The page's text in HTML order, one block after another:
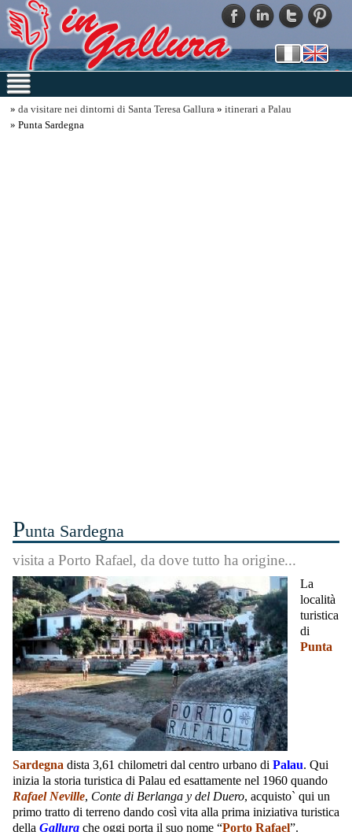
» da visitare nei dintorni di Santa Teresa Gallura » itinerari a Palau
» Punta Sardegna
Punta Sardegna
visita a Porto Rafael, da dove tutto ha origine...
La
località
turistica
di
Punta
Sardegna dista 3,61 chilometri dal centro urbano di Palau. Qui
inizia la storia turistica di Palau ed esattamente nel 1960 quando
Rafael Neville, Conte di Berlanga y del Duero, acquisto` qui un
primo tratto di terreno dando così vita alla prima iniziativa turistica
della Gallura che oggi porta il suo nome “Porto Rafael”.